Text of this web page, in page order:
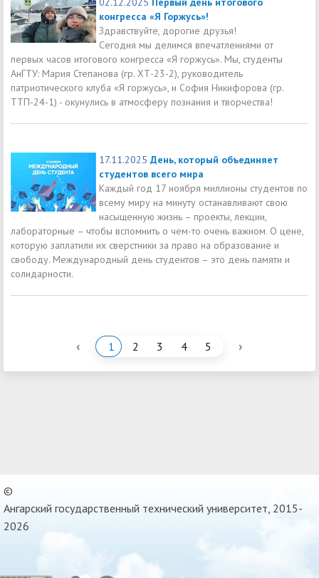
конгресса «Я Горжусь»!
Здравствуйте, дорогие друзья!
Сегодня мы делимся впечатлениями от
первых часов итогового конгресса «Я горжусь». Мы, студенты
АнГТУ: Мария Степанова (гр. ХТ-23-2), руководитель
патриотического клуба «Я горжусь», и София Никифорова (гр.
ТТП-24-1) - окунулись в атмосферу познания и творчества!
17.11.2025 День, который объединяет
студентов всего мира
Каждый год 17 ноября миллионы студентов по
всему миру на минуту останавливают свою
насыщенную жизнь – проекты, лекции,
лабораторные – чтобы вспомнить о чем-то очень важном. О цене,
которую заплатили их сверстники за право на образование и
свободу. Международный день студентов – это день памяти и
солидарности.
‹ 1 2 3 4 5 ›
©
Ангарский государственный технический университет, 2015-
2026